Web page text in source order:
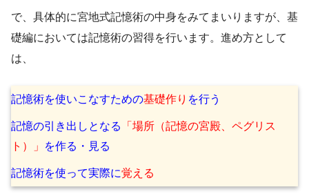
で、具体的に宮地式記憶術の中身をみてまいりますが、基
礎編においては記憶術の習得を行います。進め方として
は、
記憶術を使いこなすための基礎作り を行う
記憶の引き出しとなる
「場所（記憶の宮殿、ペグリス
ト）」
を作る・見る
記憶術を使って実際に覚える